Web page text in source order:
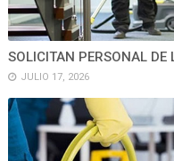
SOLICITAN PERSONAL
JULIO 17, 2026